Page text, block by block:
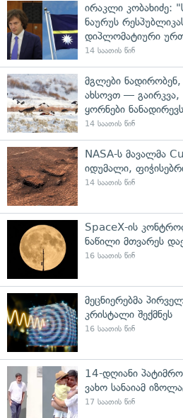
ირაკლი კობახიძე:
ნაურუს
დიპლომატიური
14 საათის წინ
მგლები
ახსოვთ —
ყორნები ნანადირევს
14 საათის წინ
NASA-ს მავალმა
იდუმალი,
14 საათის წინ
SpaceX-ის
ნაწილი მთვარეს
16 საათის წინ
მეცნიერებმა
კრისტალი შექმნეს
16 საათის წინ
14-დღიანი
ვახო სანაიამ
17 საათის წინ